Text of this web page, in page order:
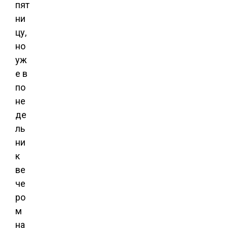
пят
ни
цу,
но
уж
е в
по
не
де
ль
ни
к
ве
че
ро
м
на